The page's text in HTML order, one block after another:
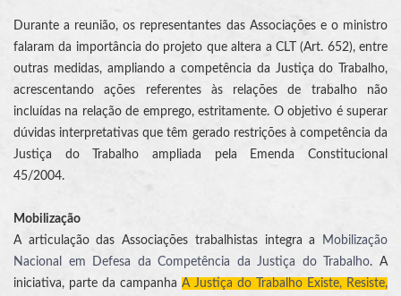
Durante a reunião, os representantes das Associações e o ministro
falaram da importância do projeto que altera a CLT (Art. 652), entre
outras medidas, ampliando a competência da Justiça do Trabalho,
acrescentando ações referentes às relações de trabalho não
incluídas na relação de emprego, estritamente. O objetivo é superar
dúvidas interpretativas que têm gerado restrições à competência da
Justiça do Trabalho ampliada pela Emenda Constitucional
45/2004.
Mobilização
A articulação das Associações trabalhistas integra a
Mobilização
Nacional em Defesa da Competência da Justiça do Trabalho. A
iniciativa, parte da campanha A Justiça do Trabalho Existe, Resiste,